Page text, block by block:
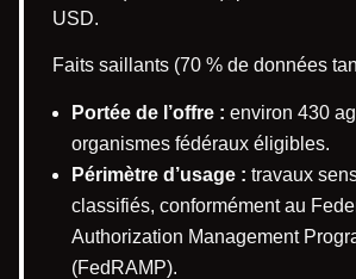
USD.
Faits saillants (70 % de données
Portée de l’offre : environ 430
organismes fédéraux éligibles.
Périmètre d’usage : travaux
classifiés, conformément au
Authorization Management
(FedRAMP).